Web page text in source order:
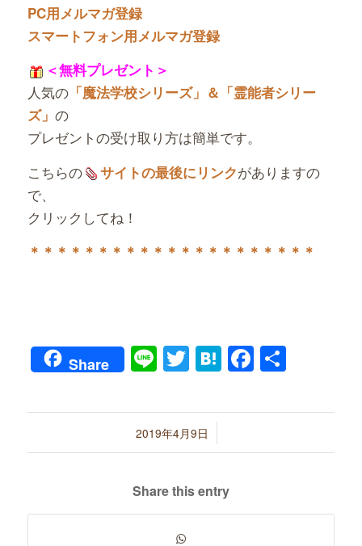
PC用メルマガ登録
スマートフォン用メルマガ登録
＜無料プレゼント＞
人気の「魔法学校シリーズ」＆「霊能者シリー
ズ」 の
プレゼントの受け取り方は簡単です。
こちらの
サイトの最後にリンクがありますの
で、
クリックしてね！
＊＊＊＊＊＊＊＊＊＊＊＊＊＊＊＊＊＊＊＊＊
Share LineTwitter
Hatena共
2019年4月9日
/
Share this entry